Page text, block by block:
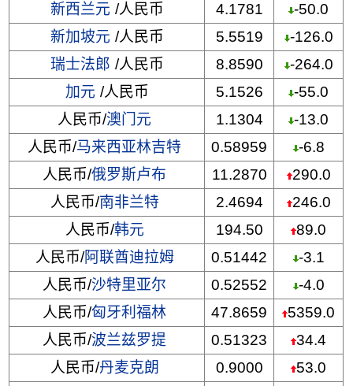
新西兰元 /人民币 4.1781
-50.0
新加坡元 /人民币 5.5519
-126.0
瑞士法郎 /人民币 8.8590
-264.0
加元 /人民币 5.1526
-55.0
人民币/澳门元 1.1304
-13.0
人民币/马来西亚林吉特 0.58959
-6.8
人民币/俄罗斯卢布 11.2870
290.0
人民币/南非兰特 2.4694
246.0
人民币/韩元 194.50
89.0
人民币/阿联酋迪拉姆 0.51442
-3.1
人民币/沙特里亚尔 0.52552
-4.0
人民币/匈牙利福林 47.8659
5359.0
人民币/波兰兹罗提 0.51323
34.4
人民币/丹麦克朗 0.9000
53.0